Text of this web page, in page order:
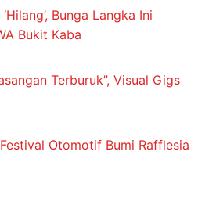
Bunga Langka Ini
Bukit Kaba
Terburuk”, Visual Gigs
Otomotif Bumi Rafflesia